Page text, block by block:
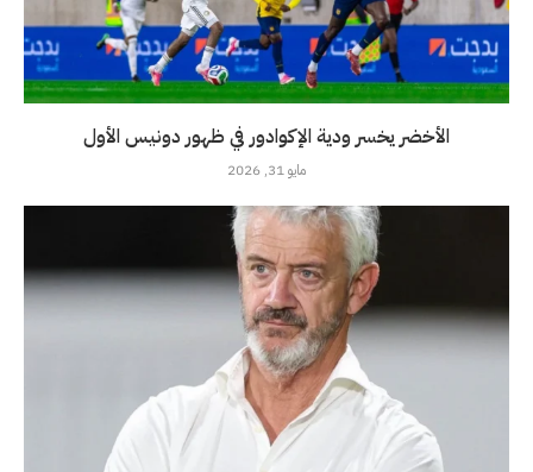
الأخضر يخسر ودية الإكوادور في ظهور دونيس الأول
مايو 31, 2026